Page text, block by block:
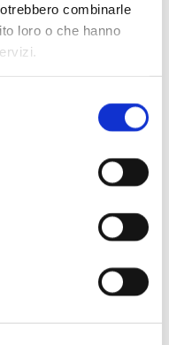
combinarle
loro o che hanno